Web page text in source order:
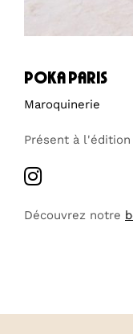
poka paris
Maroquinerie
Présent à l'édition
Découvrez notre